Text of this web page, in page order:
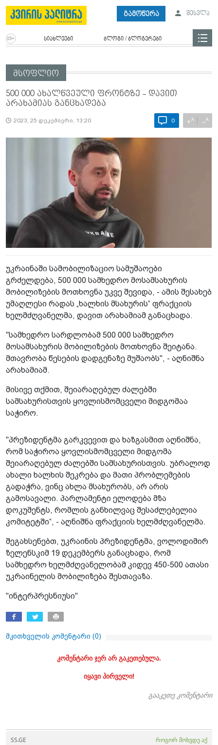
გამოწერა შესვლა
სიახლეები ბლოგი / ბლოგერები
მსოფლიო
500 000 ახალწვეული ფრონტზე - დავით
არახამიას განცხადება
2023, 25 დეკემბერი, 13:20 0 +A −A
უკრაინაში სამობილიზაციო სამუშაოები
გრძელდება, 500 000 სამხედრო მოსამსახურის
მობილიზების მოთხოვნა უკვე შევიდა, - ამის შესახებ
უმაღლესი რადას „ხალხის მსახურის“ ფრაქციის
ხელმძღვანელმა, დავით არახამიამ განაცხადა.
"სამხედრო სარდლობამ 500 000 სამხედრო
მოსამსახურის მობილიზების მოთხოვნა შეიტანა.
მთავრობა წესების დადგენაზე მუშაობს", - აღნიშნა
არახამიამ.
მისივე თქმით, შეიარაღებულ ძალებში
სამსახურისთვის ყოვლისმომცველი მიდგომაა
საჭირო.
"პრეზიდენტმა გარკვევით და ხაზგასმით აღნიშნა,
რომ საჭიროა ყოვლისმომცველი მიდგომა
შეიარაღებულ ძალებში სამსახურისთვის. უბრალოდ
ახალი ხალხის შეკრება და მათი პრობლემების
გადაჭრა, ვინც ახლა მსახურობს, არ არის
გამოსავალი. პარლამენტი ელოდება მზა
დოკუმენტს, რომლის განხილვაც შესაძლებელია
კომიტეტში“, - აღნიშნა ფრაქციის ხელმძღვანელმა.
შეგახსენებთ, უკრაინის პრეზიდენტმა, ვოლოდიმირ
ზელენსკიმ 19 დეკემბერს განაცხადა, რომ
სამხედრო ხელმძღვანელობამ კიდევ 450-500 ათასი
უკრაინელის მობილიზება შესთავაზა.
"ინტერპრესნიუსი"
მკითხველის კომენტარი (0)
კომენტარი ჯერ არ გაკეთებულა.
იყავი პირველი!
გააკეთე კომენტარი
SS.GE როგორ მოხვდე აქ